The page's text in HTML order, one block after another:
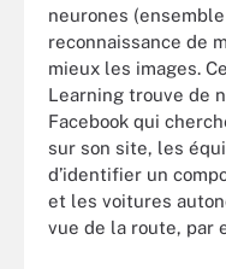
neurones
reconnaissance de
mieux les images.
Learning trouve de
Facebook qui
sur son site, les
d’identifier un
et les voitures
vue de la route, par